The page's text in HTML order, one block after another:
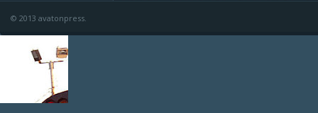
© 2013 avatonpress.